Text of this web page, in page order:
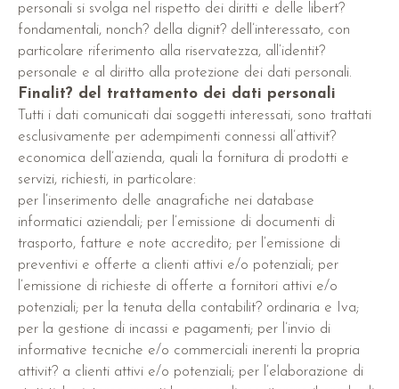
personali si svolga nel rispetto dei diritti e delle libert?
fondamentali, nonch? della dignit? dell’interessato, con
particolare riferimento alla riservatezza, all’identit?
personale e al diritto alla protezione dei dati personali.
Finalit? del trattamento dei dati personali
Tutti i dati comunicati dai soggetti interessati, sono trattati
esclusivamente per adempimenti connessi all’attivit?
economica dell’azienda, quali la fornitura di prodotti e
servizi, richiesti, in particolare:
per l’inserimento delle anagrafiche nei database
informatici aziendali; per l’emissione di documenti di
trasporto, fatture e note accredito; per l’emissione di
preventivi e offerte a clienti attivi e/o potenziali; per
l’emissione di richieste di offerte a fornitori attivi e/o
potenziali; per la tenuta della contabilit? ordinaria e Iva;
per la gestione di incassi e pagamenti; per l’invio di
informative tecniche e/o commerciali inerenti la propria
attivit? a clienti attivi e/o potenziali; per l’elaborazione di